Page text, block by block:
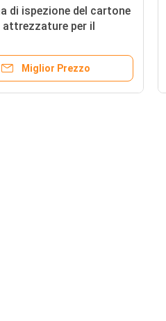
di ispezione del cartone
attrezzature per il
di sigaretta
Miglior Prezzo